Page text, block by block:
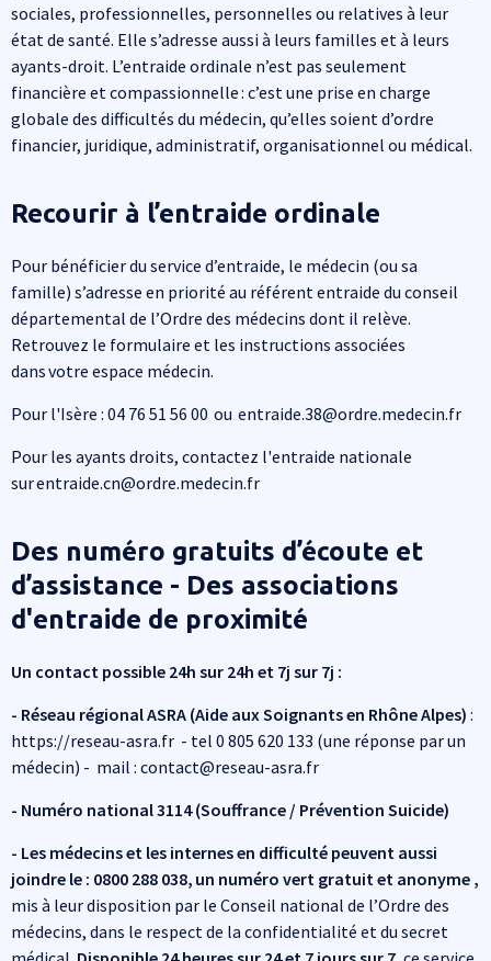
sociales, professionnelles, personnelles ou relatives à leur
état de santé. Elle s’adresse aussi à leurs familles et à leurs
ayants-droit. L’entraide ordinale n’est pas seulement
financière et compassionnelle : c’est une prise en charge
globale des difficultés du médecin, qu’elles soient d’ordre
financier, juridique, administratif, organisationnel ou médical.
Recourir à l’entraide ordinale
Pour bénéficier du service d’entraide, le médecin (ou sa
famille) s’adresse en priorité au référent entraide du conseil
départemental de l’Ordre des médecins dont il relève.
Retrouvez le formulaire et les instructions associées
dans votre espace médecin.
Pour l'Isère : 04 76 51 56 00 ou entraide.38@ordre.medecin.fr
Pour les ayants droits, contactez l'entraide nationale
sur entraide.cn@ordre.medecin.fr
Des numéro gratuits d’écoute et
d’assistance - Des associations
d'entraide de proximité
Un contact possible 24h sur 24h et 7j sur 7j :
- Réseau régional ASRA (Aide aux Soignants en Rhône Alpes) :
https://reseau-asra.fr - tel 0 805 620 133 (une réponse par un
médecin) - mail : contact@reseau-asra.fr
- Numéro national 3114 (Souffrance / Prévention Suicide)
- Les médecins et les internes en difficulté peuvent aussi
joindre le : 0800 288 038, un numéro vert gratuit et anonyme ,
mis à leur disposition par le Conseil national de l’Ordre des
médecins, dans le respect de la confidentialité et du secret